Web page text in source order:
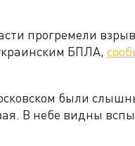
прогремели
БПЛА,
были
В небе видны